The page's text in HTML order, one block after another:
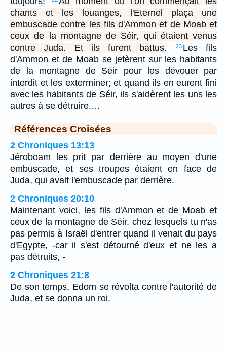
chants et les louanges, l'Eternel plaça une
embuscade contre les fils d'Ammon et de Moab et
ceux de la montagne de Séir, qui étaient venus
contre Juda. Et ils furent battus.
23 Les fils
d'Ammon et de Moab se jetèrent sur les habitants
de la montagne de Séir pour les dévouer par
interdit et les exterminer; et quand ils en eurent fini
avec les habitants de Séir, ils s'aidèrent les uns les
autres à se détruire.…
Références Croisées
2 Chroniques 13:13
Jéroboam les prit par derrière au moyen d'une
embuscade, et ses troupes étaient en face de
Juda, qui avait l'embuscade par derrière.
2 Chroniques 20:10
Maintenant voici, les fils d'Ammon et de Moab et
ceux de la montagne de Séir, chez lesquels tu n'as
pas permis à Israël d'entrer quand il venait du pays
d'Egypte, -car il s'est détourné d'eux et ne les a
pas détruits, -
2 Chroniques 21:8
De son temps, Edom se révolta contre l'autorité de
Juda, et se donna un roi.